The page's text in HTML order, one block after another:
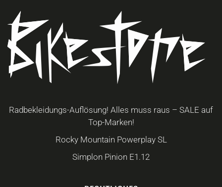
Radbekleidungs-Auflösung! Alles muss raus – SALE auf
Top-Marken!
Rocky Mountain Powerplay SL
Simplon Pinion E1.12